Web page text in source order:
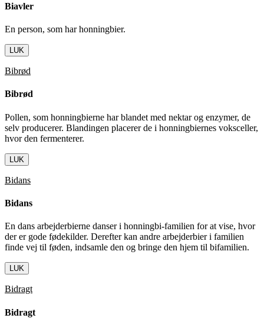
Biavler
En person, som har honningbier.
LUK
Bibrød
Bibrød
Pollen, som honningbierne har blandet med nektar og enzymer, de
selv producerer. Blandingen placerer de i honningbiernes voksceller,
hvor den fermenterer.
LUK
Bidans
Bidans
En dans arbejderbierne danser i honningbi-familien for at vise, hvor
der er gode fødekilder. Derefter kan andre arbejderbier i familien
finde vej til føden, indsamle den og bringe den hjem til bifamilien.
LUK
Bidragt
Bidragt